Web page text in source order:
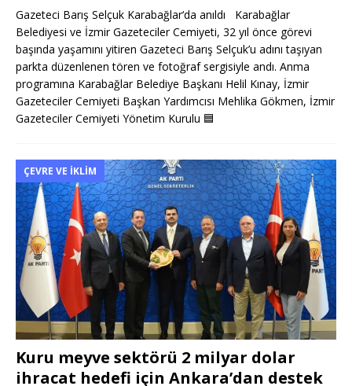
Gazeteci Barış Selçuk Karabağlar‘da anıldı Karabağlar
Belediyesi ve İzmir Gazeteciler Cemiyeti, 32 yıl önce görevi
başında yaşamını yitiren Gazeteci Barış Selçuk’u adını taşıyan
parkta düzenlenen tören ve fotoğraf sergisiyle andı. Anma
programına Karabağlar Belediye Başkanı Helil Kınay, İzmir
Gazeteciler Cemiyeti Başkan Yardımcısı Mehlika Gökmen, İzmir
Gazeteciler Cemiyeti Yönetim Kurulu 🟦
ÇEVRE VE İKLIM
Kuru meyve sektörü 2 milyar dolar
ihracat hedefi için Ankara’dan destek